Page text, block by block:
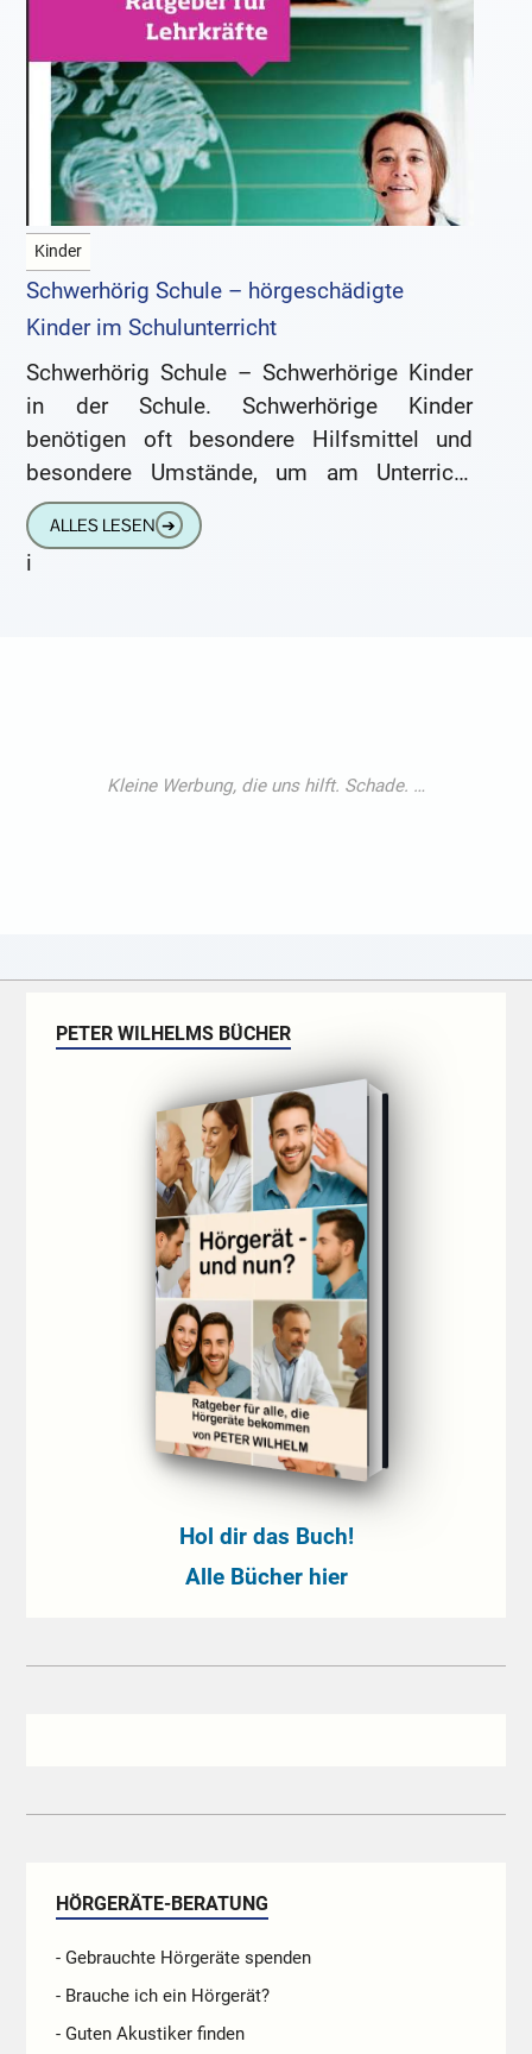
Kinder
Schwerhörig Schule – hörgeschädigte
Kinder im Schulunterricht
Schwerhörig Schule – Schwerhörige Kinder
in der Schule. Schwerhörige Kinder
benötigen oft besondere Hilfsmittel und
besondere Umstände, um am Unterricht
teilnehmen zu können. Tipps für eine
gelingende Kommunikation im Unterricht
ALLES LESEN ➔
i
PETER WILHELMS BÜCHER
Hol dir das Buch!
Alle Bücher hier
HÖRGERÄTE-BERATUNG
- Gebrauchte Hörgeräte spenden
- Brauche ich ein Hörgerät?
- Guten Akustiker finden